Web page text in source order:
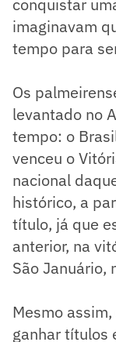
imaginavam
tempo para
Os
levantado no
tempo: o
venceu o
nacional
histórico, a
título, já que
anterior, na
São Januário,
Mesmo
ganhar títulos